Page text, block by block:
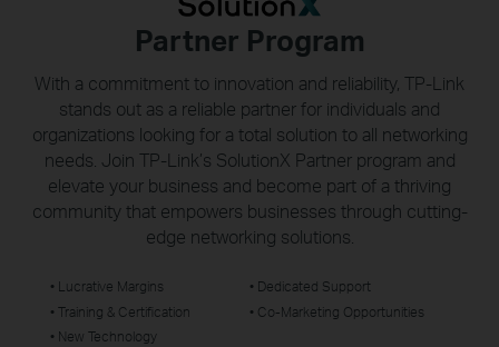
Partner Program
With a commitment to innovation and reliability, TP-Link
stands out as a reliable partner for individuals and
organizations looking for a total solution to all networking
needs. Join TP-Link’s SolutionX Partner program and
elevate your business and become part of a thriving
community that empowers businesses through cutting-
edge networking solutions.
• Lucrative Margins
• Dedicated Support
• Training & Certification
• Co-Marketing Opportunities
• New Technology